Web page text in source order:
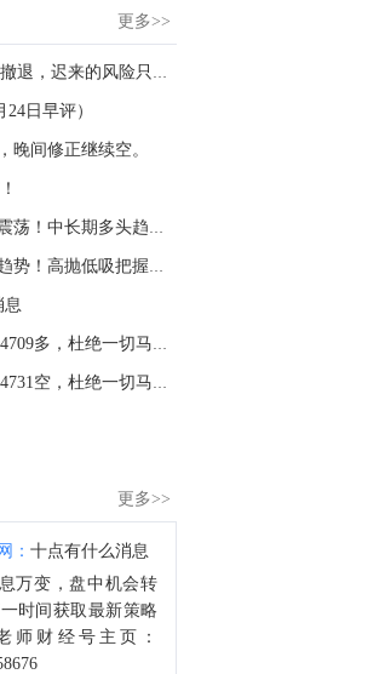
惠誉：科威特的石油出口因依赖霍尔木兹海峡而面临持续压力。
冲突情况1. 也门海军称挫败一起红海油轮袭击企图。2. 胡塞武装声明：也门武装部队对沙特集结力量，以及其位于萨赫恩·金恩（Saḥn al-Jinn）营地内的相关弹药库、车辆和军事装备发动了打击。美伊谈判1. 伊朗总统：伊方未在涉谅解备忘录的谈判中作任何让步。2. 据Axios：一名调解国的外交官称，伊朗谈判人员正在等待伊朗最高国家安全委员会就与阿曼和美国达成的协议作出最终批准。该外交官表示，“我们预计很快会获得这一批准。”霍尔木兹海峡1. 贝森特：霍尔木兹海峡将失去重要性。2. 伊朗副外长：波斯湾地区安全应由本地区国家共同维护。3. 航运情报公司Kpler：本周仅有6艘油轮通过霍尔木兹海峡。4. 伊朗官员称已与阿曼就霍尔木兹海峡通行问题明确总体框架。5. 美官员：预计伊朗与阿曼将很快就霍尔木兹海峡问题达成协议。6. 伊朗德黑兰市长扎卡尼：想通过霍尔木兹海峡，必须取消制裁并支付赔偿。其他：1. 黎巴嫩：黎以谈判在边界问题等方面取得进展。2. 美国将13个实体列入涉伊朗制裁名单。3. 据伊通社（IRNA）：伊朗副外长表示，海湾安全必须由地区国家确保，无需外部干涉。4. 伊朗外长阿拉格齐：面对世界上最昂贵的军事力量，伊朗强大的武装部队已经展示了自身的战备状态、能力和实力。5. 土耳其、沙特阿拉伯和巴基斯坦签署联合防务协议，防务协议规定，对三国中任何一国的武装袭击均应视为对所有三国的袭击。
更多>>
淘气天尊：指数硬撑个股撤退，迟来的风险只会更猛！
日早评）
晚间修正继续空。
李槿：4/23黄金短期弱势震荡！中长期多头趋势不变！
李槿：4/23震荡行情不恋趋势！高抛低吸把握红利！
息
老马点金：23号黄金现价4709多，杜绝一切马后炮！
老马点金：23号黄金现价4731空，杜绝一切马后炮！
更多>>
： 十点有什么消息
万变，盘中机会转
时间获取最新策略
师财经号主页：